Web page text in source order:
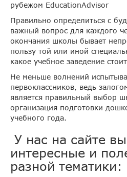
рубежом EducationAdvisor
Правильно определиться с
важный вопрос для каждого
окончания школы бывает
пользу той или иной
какое учебное заведение
Не меньше волнений
первоклассников, ведь
является правильный выбор
организация подготовки
учебного года.
У нас на сайте
интересные и
разной тематики: